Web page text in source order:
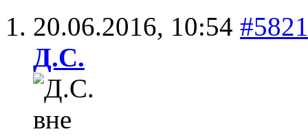
20.06.2016, 10:54 #5821
Д.С.